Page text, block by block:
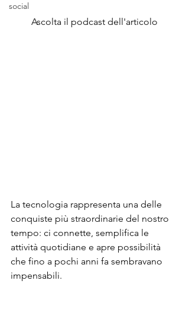
social
Ascolta il podcast dell'articolo
La tecnologia rappresenta una delle
conquiste più straordinarie del nostro
tempo: ci connette, semplifica le
attività quotidiane e apre possibilità
che fino a pochi anni fa sembravano
impensabili.